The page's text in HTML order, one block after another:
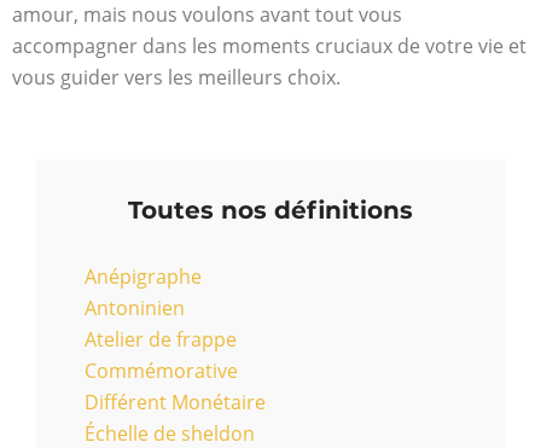
amour, mais nous voulons avant tout vous
accompagner dans les moments cruciaux de votre vie et
vous guider vers les meilleurs choix.
Toutes nos définitions
Anépigraphe
Antoninien
Atelier de frappe
Commémorative
Différent Monétaire
Échelle de sheldon